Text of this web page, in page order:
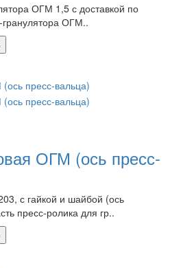
ОГМ 1,5 с доставкой по
ОГМ..
ОГМ (ось пресс-
с гайкой и шайбой (ось
пресс-ролика для гр..